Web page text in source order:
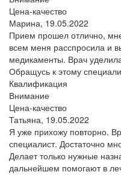
Цена-качество
Марина, 19.05.2022
Прием прошел отлично,
всем меня расспросила и
медикаменты. Врач
Обращусь к этому
Квалификация
Внимание
Цена-качество
Татьяна, 19.05.2022
Я уже прихожу повторно.
специалист. Достаточно
Делает только нужные
дальнейшем помогают в